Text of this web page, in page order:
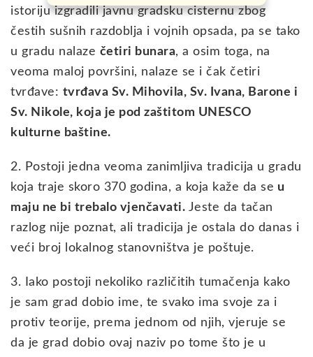
istoriju izgradili javnu gradsku cisternu zbog
čestih sušnih razdoblja i vojnih opsada, pa se tako
u gradu nalaze četiri bunara, a osim toga, na
veoma maloj površini, nalaze se i čak četiri
tvrđave: tvrđava Sv. Mihovila, Sv. Ivana, Barone i
Sv. Nikole, koja je pod zaštitom UNESCO
kulturne baštine.
2. Postoji jedna veoma zanimljiva tradicija u gradu
koja traje skoro 370 godina, a koja kaže da se u
maju ne bi trebalo vjenčavati. Jeste da tačan
razlog nije poznat, ali tradicija je ostala do danas i
veći broj lokalnog stanovništva je poštuje.
3. Iako postoji nekoliko različitih tumačenja kako
je sam grad dobio ime, te svako ima svoje za i
protiv teorije, prema jednom od njih, vjeruje se
da je grad dobio ovaj naziv po tome što je u